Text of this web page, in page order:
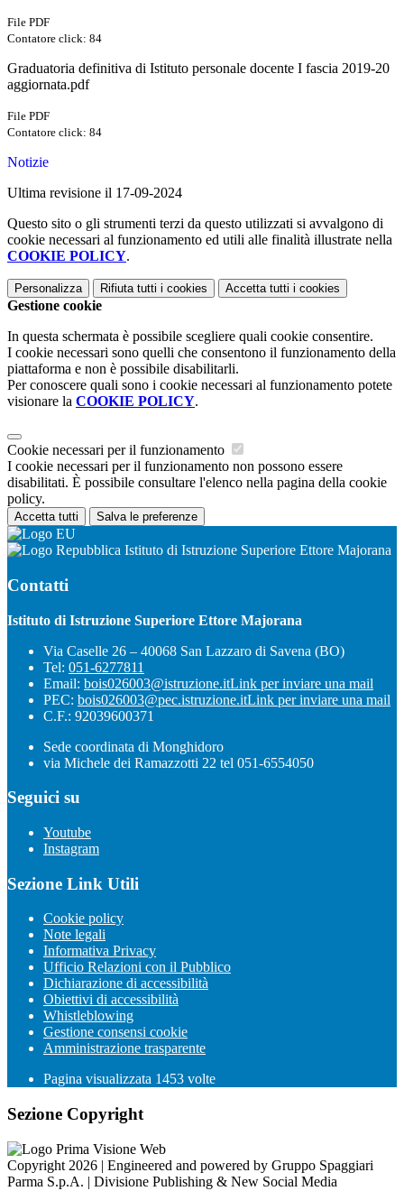
File PDF
Contatore click: 84
Graduatoria definitiva di Istituto personale docente I fascia 2019-20
aggiornata.pdf
File PDF
Contatore click: 84
Notizie
Ultima revisione il 17-09-2024
Questo sito o gli strumenti terzi da questo utilizzati si avvalgono di
cookie necessari al funzionamento ed utili alle finalità illustrate nella
COOKIE POLICY.
Personalizza Rifiuta tutti i cookies Accetta tutti i cookies
Gestione cookie
In questa schermata è possibile scegliere quali cookie consentire.
I cookie necessari sono quelli che consentono il funzionamento della
piattaforma e non è possibile disabilitarli.
Per conoscere quali sono i cookie necessari al funzionamento potete
visionare la COOKIE POLICY.
Cookie necessari per il funzionamento
I cookie necessari per il funzionamento non possono essere
disabilitati. È possibile consultare l'elenco nella pagina della cookie
policy.
Accetta tutti Salva le preferenze
Istituto di Istruzione Superiore Ettore Majorana
Contatti
Istituto di Istruzione Superiore Ettore Majorana
Via Caselle 26 – 40068 San Lazzaro di Savena (BO)
Tel: 051-6277811
Email: bois026003@istruzione.itLink per inviare una mail
PEC: bois026003@pec.istruzione.itLink per inviare una mail
C.F.: 92039600371
Sede coordinata di Monghidoro
via Michele dei Ramazzotti 22 tel 051-6554050
Seguici su
Youtube
Instagram
Sezione Link Utili
Cookie policy
Note legali
Informativa Privacy
Ufficio Relazioni con il Pubblico
Dichiarazione di accessibilità
Obiettivi di accessibilità
Whistleblowing
Gestione consensi cookie
Amministrazione trasparente
Pagina visualizzata 1453 volte
Sezione Copyright
Copyright 2026 | Engineered and powered by Gruppo Spaggiari
Parma S.p.A. | Divisione Publishing & New Social Media